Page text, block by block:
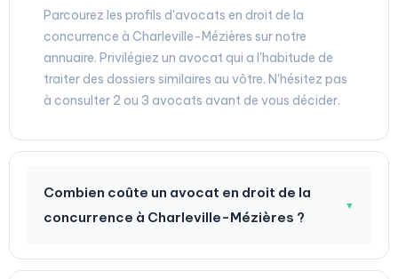
Parcourez les profils d'avocats en droit de la
concurrence à Charleville-Mézières sur notre
annuaire. Privilégiez un avocat qui a l'habitude de
traiter des dossiers similaires au vôtre. N'hésitez pas
à consulter 2 ou 3 avocats avant de vous décider.
Combien coûte un avocat en droit de la
concurrence à Charleville-Mézières ?
▼